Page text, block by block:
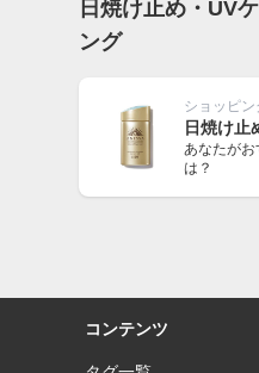
日焼け止め・UV
ング
ショッピン
日焼け止
あなたがお
は？
コンテンツ